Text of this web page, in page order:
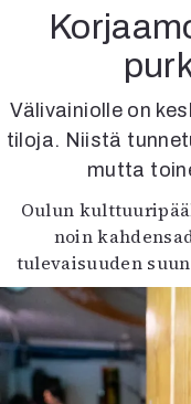
Välivainiolle on
tiloja. Niistä
mutta
Oulun
noin
tulevaisuuden